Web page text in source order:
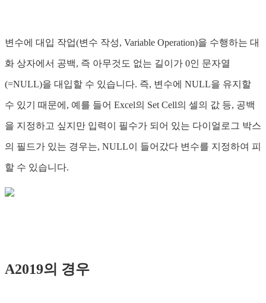
변수에 대입 작업(변수 작성, Variable Operation)을 수행하는 대
화 상자에서 공백, 즉 아무것도 없는 길이가 0인 문자열
(=NULL)을 대입할 수 있습니다. 즉, 변수에 NULL을 유지할
수 있기 때문에, 예를 들어 Excel의 Set Cell의 셀의 값 등, 공백
을 지정하고 싶지만 입력이 필수가 되어 있는 다이얼로그 박스
의 필드가 있는 경우는, NULL이 들어갔다 변수를 지정하여 피
할 수 있습니다.
A2019의 경우